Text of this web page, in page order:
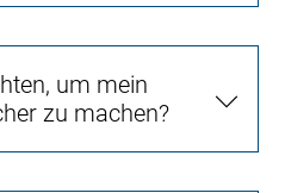
um mein
zu machen?